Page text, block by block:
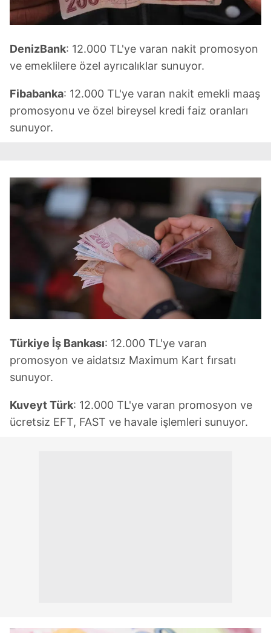
DenizBank: 12.000 TL'ye varan nakit promosyon
ve emeklilere özel ayrıcalıklar sunuyor.
Fibabanka: 12.000 TL'ye varan nakit emekli maaş
promosyonu ve özel bireysel kredi faiz oranları
sunuyor.
Türkiye İş Bankası: 12.000 TL'ye varan
promosyon ve aidatsız Maximum Kart fırsatı
sunuyor.
Kuveyt Türk: 12.000 TL'ye varan promosyon ve
ücretsiz EFT, FAST ve havale işlemleri sunuyor.